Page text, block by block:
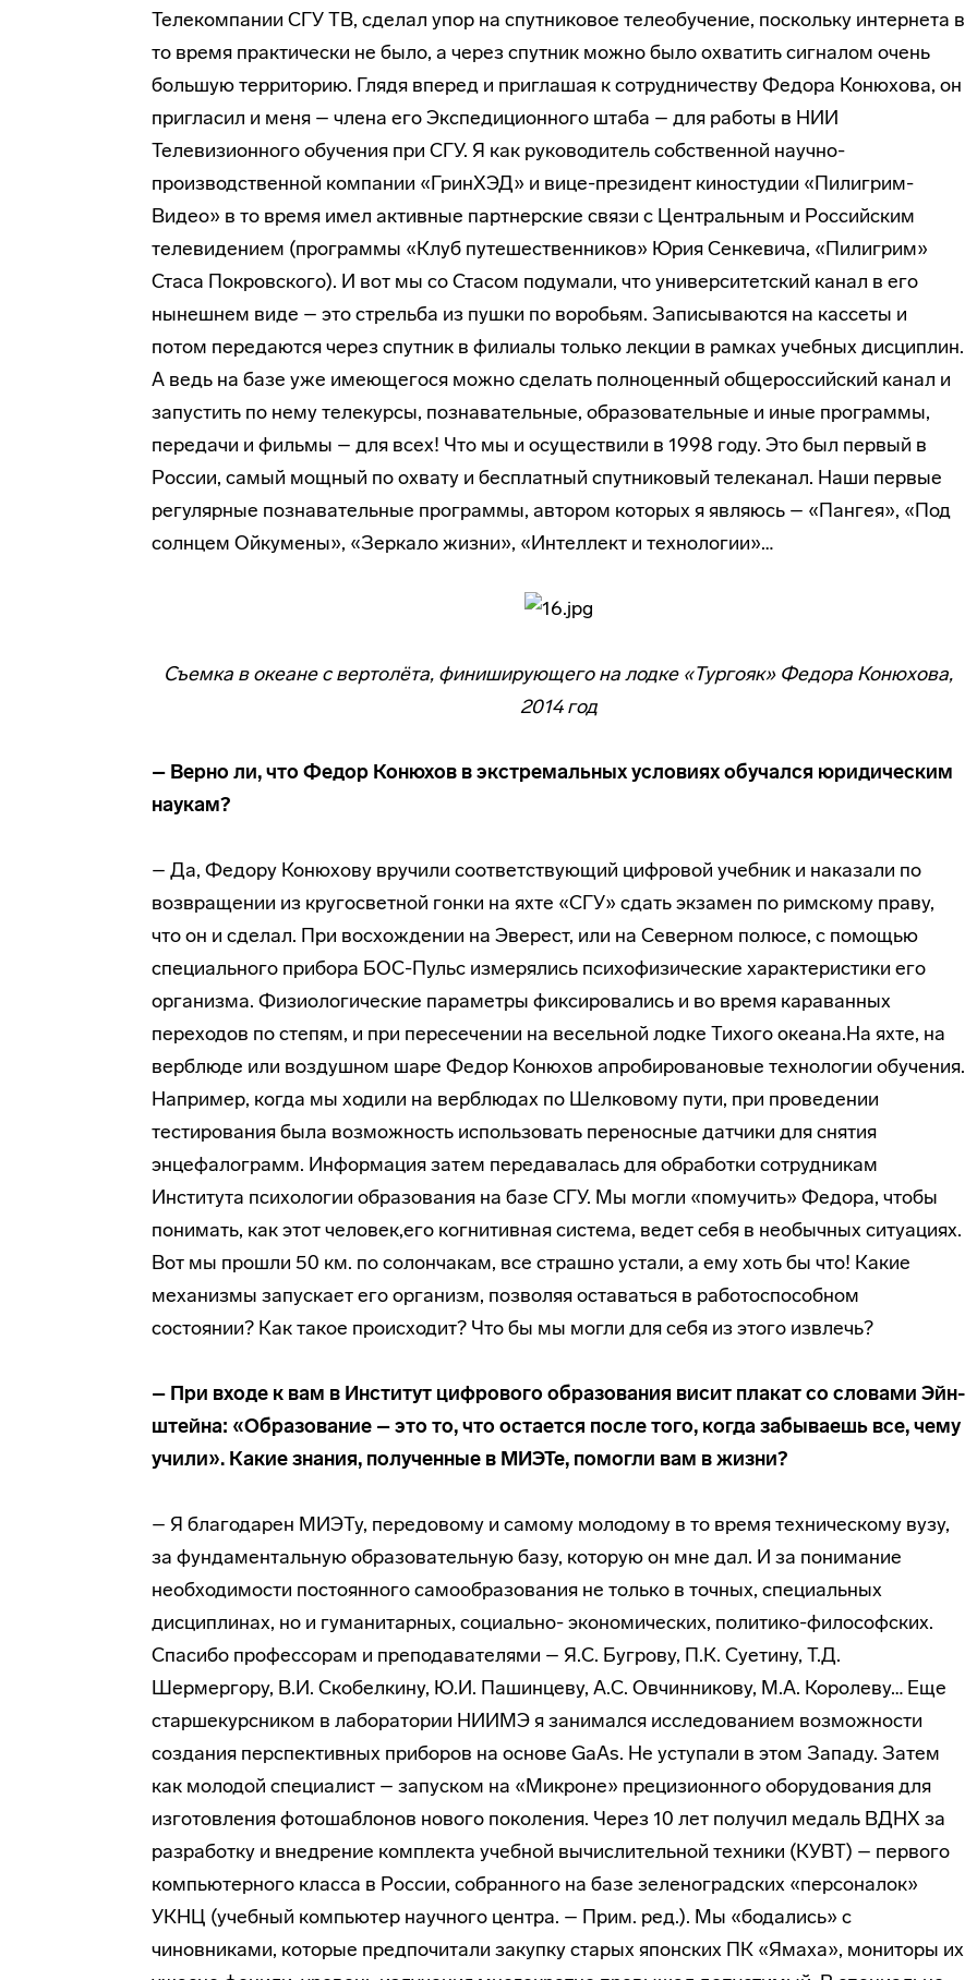
Телекомпании СГУ ТВ, сделал упор на спутниковое телеобучение, поскольку интернета в
то время практически не было, а через спутник можно было охватить сиг­налом очень
большую территорию. Глядя вперед и приглашая к сотрудничеству Федора Конюхова, он
пригласил и меня – члена его Экспедиционного штаба – для работы в НИИ
Телевизионного обу­чения при СГУ. Я как руководитель собственной научно-
производственной компании «ГринХЭД» и вице-президент киностудии «Пилигрим-
Видео» в то время имел активные партнерские связи с Цен­тральным и Российским
телевидением (программы «Клуб путешественников» Юрия Сенкевича, «Пилигрим»
Стаса Покровского). И вот мы со Стасом подумали, что университетский канал в его
нынешнем виде – это стрельба из пушки по воробьям. Записываются на кассеты и
потом передаются через спутник в филиалы только лек­ции в рамках учебных дисциплин.
А ведь на базе уже имеющегося можно сделать полноценный общероссийский канал и
запустить по нему теле­курсы, познавательные, образовательные и иные программы,
передачи и фильмы – для всех! Что мы и осуществили в 1998 году. Это был первый в
России, самый мощный по охвату и бесплатный спутниковый телеканал. Наши первые
регулярные познавательные программы, автором которых я являюсь – «Пангея», «Под
солнцем Ойкумены», «Зеркало жизни», «Интеллект и технологии»…
Съемка в океане с вертолёта, финиширующего на лодке «Тургояк» Федора Конюхова,
2014 год
– Верно ли, что Федор Конюхов в экстремальных условиях обучался юридическим
наукам?
– Да, Федору Конюхову вручили соответствующий цифровой учебник и наказали по
возвращении из кругосветной гонки на яхте «СГУ» сдать экзамен по римскому праву,
что он и сделал. При восхождении на Эверест, или на Северном полюсе, с помощью
специального прибора БОС-Пульс измерялись психофизические характеристики его
организма. Физиологические параметры фиксировались и во время караванных
переходов по степям, и при пересечении на весельной лодке Тихого океана.На яхте, на
верблюде или воздушном шаре Федор Конюхов апробировановые технологии обучения.
Например, когда мы ходили на верблюдах по Шелковому пути, при проведении
тестирования была возможность использовать переносные датчики для снятия
энцефалограмм. Информация затем передавалась для обработки сотрудникам
Института психологии образования на базе СГУ. Мы могли «помучить» Федора, чтобы
понимать, как этот человек,его когнитивная система, ведет себя в необычных ситуациях.
Вот мы прошли 50 км. по солончакам, все страшно устали, а ему хоть бы что! Какие
механизмы запускает его организм, позволяя оставаться в работоспособном
состоянии? Как такое происходит? Что бы мы могли для себя из этого извлечь?
– При входе к вам в Институт цифрового образования висит плакат со словами Эйн­
штейна: «Образование – это то, что остается после того, когда забываешь все, чему
учили». Какие знания, полученные в МИЭТе, помогли вам в жизни?
– Я благодарен МИЭТу, передовому и само­му молодому в то время техническому вузу,
за фундаментальную образовательную базу, ко­торую он мне дал. И за понимание
необходи­мости постоянного самообразования не только в точных, специальных
дисциплинах, но и гу­манитарных, социально- экономических, по­литико-философских.
Спасибо профессорам и преподавателями – Я.С. Бугрову, П.К. Суетину, Т.Д.
Шермергору, В.И. Скобелкину, Ю.И. Па­шинцеву, А.С. Овчинникову, М.А. Королеву… Еще
старшекурсником в лаборатории НИИМЭ я занимался исследованием возможности
создания перспективных приборов на основе GaAs. Не усту­пали в этом Западу. Затем
как молодой специа­лист – запуском на «Микроне» прецизионного оборудования для
изготовления фотошаблонов нового поколения. Через 10 лет получил медаль ВДНХ за
разработку и внедрение комплекта учеб­ной вычислительной техники (КУВТ) – первого
компьютерного класса в России, собранного на базе зеленоградских «персоналок»
УКНЦ (учебный компьютер научного центра. – Прим. ред.). Мы «бодались» с
чиновниками, которые предпочитали закупку старых японских ПК «Ямаха», мониторы их